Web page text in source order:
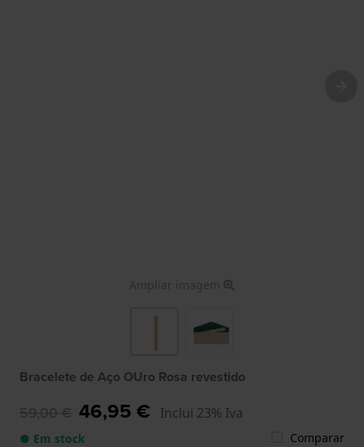
Ampliar imagem
Bracelete de Aço OUro Rosa revestido
59,00 € 46,95 € Inclui 23% Iva
● Em stock Comparar